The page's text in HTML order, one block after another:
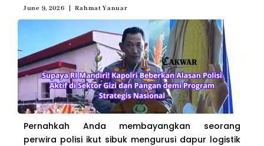
June 9, 2026 Rahmat Yanuar
Pernahkah Anda membayangkan seorang
perwira polisi ikut sibuk mengurusi dapur logistik